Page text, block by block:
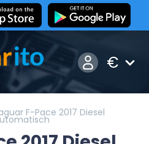
€
F-Pace 2017 Diesel